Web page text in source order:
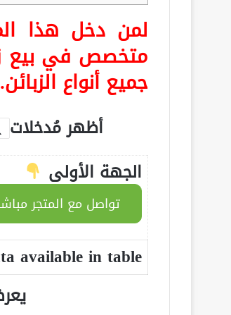
لمن دخل هذا
متخصص في بيع
جميع أنواع
أظهر مُدخلات
الجهة الأولى
تواصل مع المتجر
available in table
يعرض 0 إلى 0